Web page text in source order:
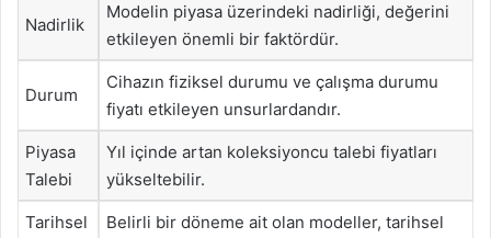
Nadirlik
Modelin piyasa üzerindeki nadirliği, değerini
etkileyen önemli bir faktördür.
Durum
Cihazın fiziksel durumu ve çalışma durumu
fiyatı etkileyen unsurlardandır.
Piyasa
Talebi
Yıl içinde artan koleksiyoncu talebi fiyatları
yükseltebilir.
Tarihsel
Belirli bir döneme ait olan modeller, tarihsel